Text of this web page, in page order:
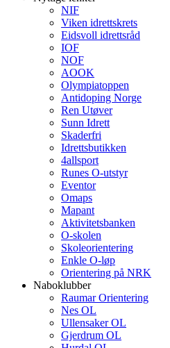
NIF
Viken idrettskrets
Eidsvoll idrettsråd
IOF
NOF
AOOK
Olympiatoppen
Antidoping Norge
Ren Utøver
Sunn Idrett
Skaderfri
Idrettsbutikken
4allsport
Runes O-utstyr
Eventor
Omaps
Mapant
Aktivitetsbanken
O-skolen
Skoleorientering
Enkle O-løp
Orientering på NRK
Naboklubber
Raumar Orientering
Nes OL
Ullensaker OL
Gjerdrum OL